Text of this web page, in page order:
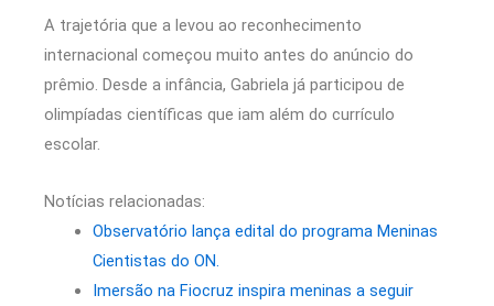
A trajetória que a levou ao reconhecimento
internacional começou muito antes do anúncio do
prêmio. Desde a infância, Gabriela já participou de
olimpíadas científicas que iam além do currículo
escolar.
Notícias relacionadas:
Observatório lança edital do programa Meninas
Cientistas do ON.
Imersão na Fiocruz inspira meninas a seguir